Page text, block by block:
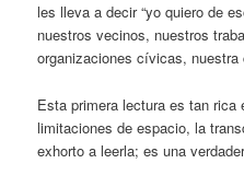
les lleva a decir “yo quiero de
nuestros vecinos, nuestros
organizaciones cívicas, nuestra
Esta primera lectura es tan rica
limitaciones de espacio, la
exhorto a leerla; es una